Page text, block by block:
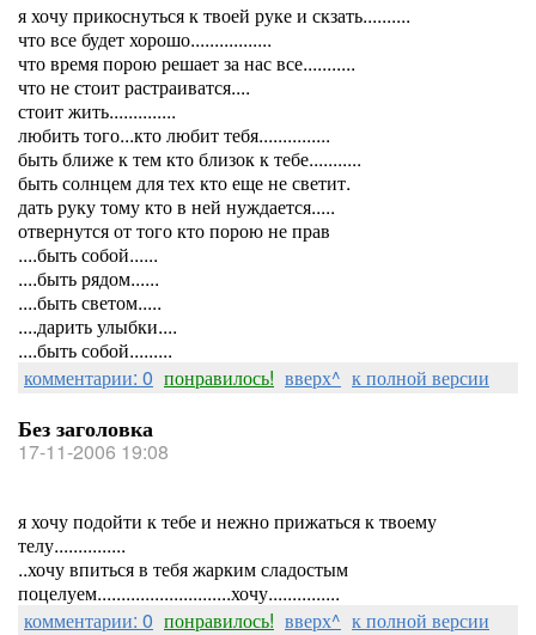
я хочу прикоснуться к твоей руке и скзать..........
что все будет хорошо.................
что время порою решает за нас все...........
что не стоит растраиватся....
стоит жить..............
любить того...кто любит тебя...............
быть ближе к тем кто близок к тебе...........
быть солнцем для тех кто еще не светит.
дать руку тому кто в ней нуждается.....
отвернутся от того кто порою не прав
....быть собой......
....быть рядом......
....быть светом.....
....дарить улыбки....
....быть собой.........
комментарии: 0 понравилось! вверх^ к полной версии
Без заголовка
17-11-2006 19:08
я хочу подойти к тебе и нежно прижаться к твоему
телу...............
..хочу впиться в тебя жарким сладостым
поцелуем............................хочу...............
комментарии: 0 понравилось! вверх^ к полной версии